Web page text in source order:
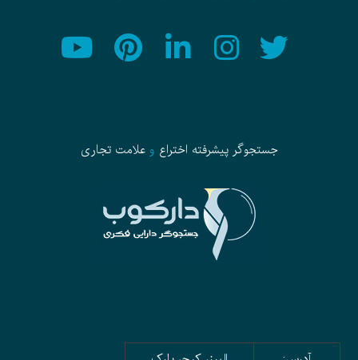
جستجوگر پیشرفته اختراع وعلامت تجاری